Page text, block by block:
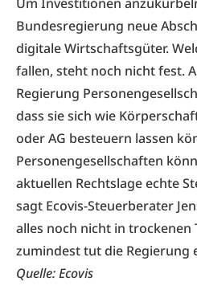
Bundesregierung neue
digitale Wirtschaftsgüter.
fallen, steht noch nicht fest.
Regierung
dass sie sich wie
oder AG besteuern lassen
Personengesellschaften
aktuellen Rechtslage echte
sagt Ecovis-Steuerberater
alles noch nicht in trockenen
zumindest tut die Regierung
Quelle:Ecovis